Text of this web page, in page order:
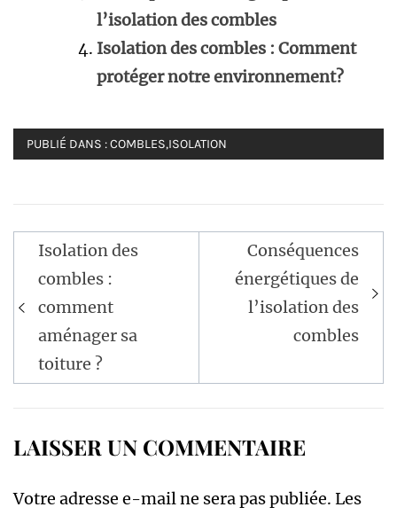
l’isolation des combles
Isolation des combles : Comment
protéger notre environnement?
PUBLIÉ DANS :COMBLES,ISOLATION
Navigation
de
l’article
Isolation des
combles :
comment
aménager sa
toiture ?
Conséquences
énergétiques de
l’isolation des
combles
LAISSER UN COMMENTAIRE
Votre adresse e-mail ne sera pas publiée. Les